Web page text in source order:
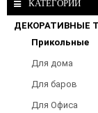
КАТЕГОРИИ
ДЕКОРАТИВНЫЕ
Прикольные
Для дома
Для баров
Для Офиса